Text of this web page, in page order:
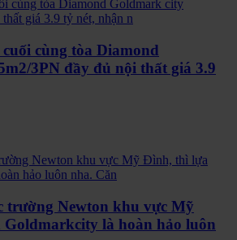
cùng tòa Diamond
3PN đầy đủ nội thất giá 3.9
trường Newton khu vực Mỹ
là hoàn hảo luôn